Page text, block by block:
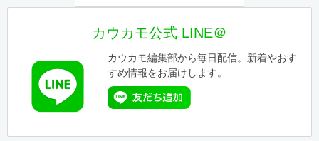
カウカモ公式 LINE＠
カウカモ編集部から毎日配信。新着やおす
すめ情報をお届けします。